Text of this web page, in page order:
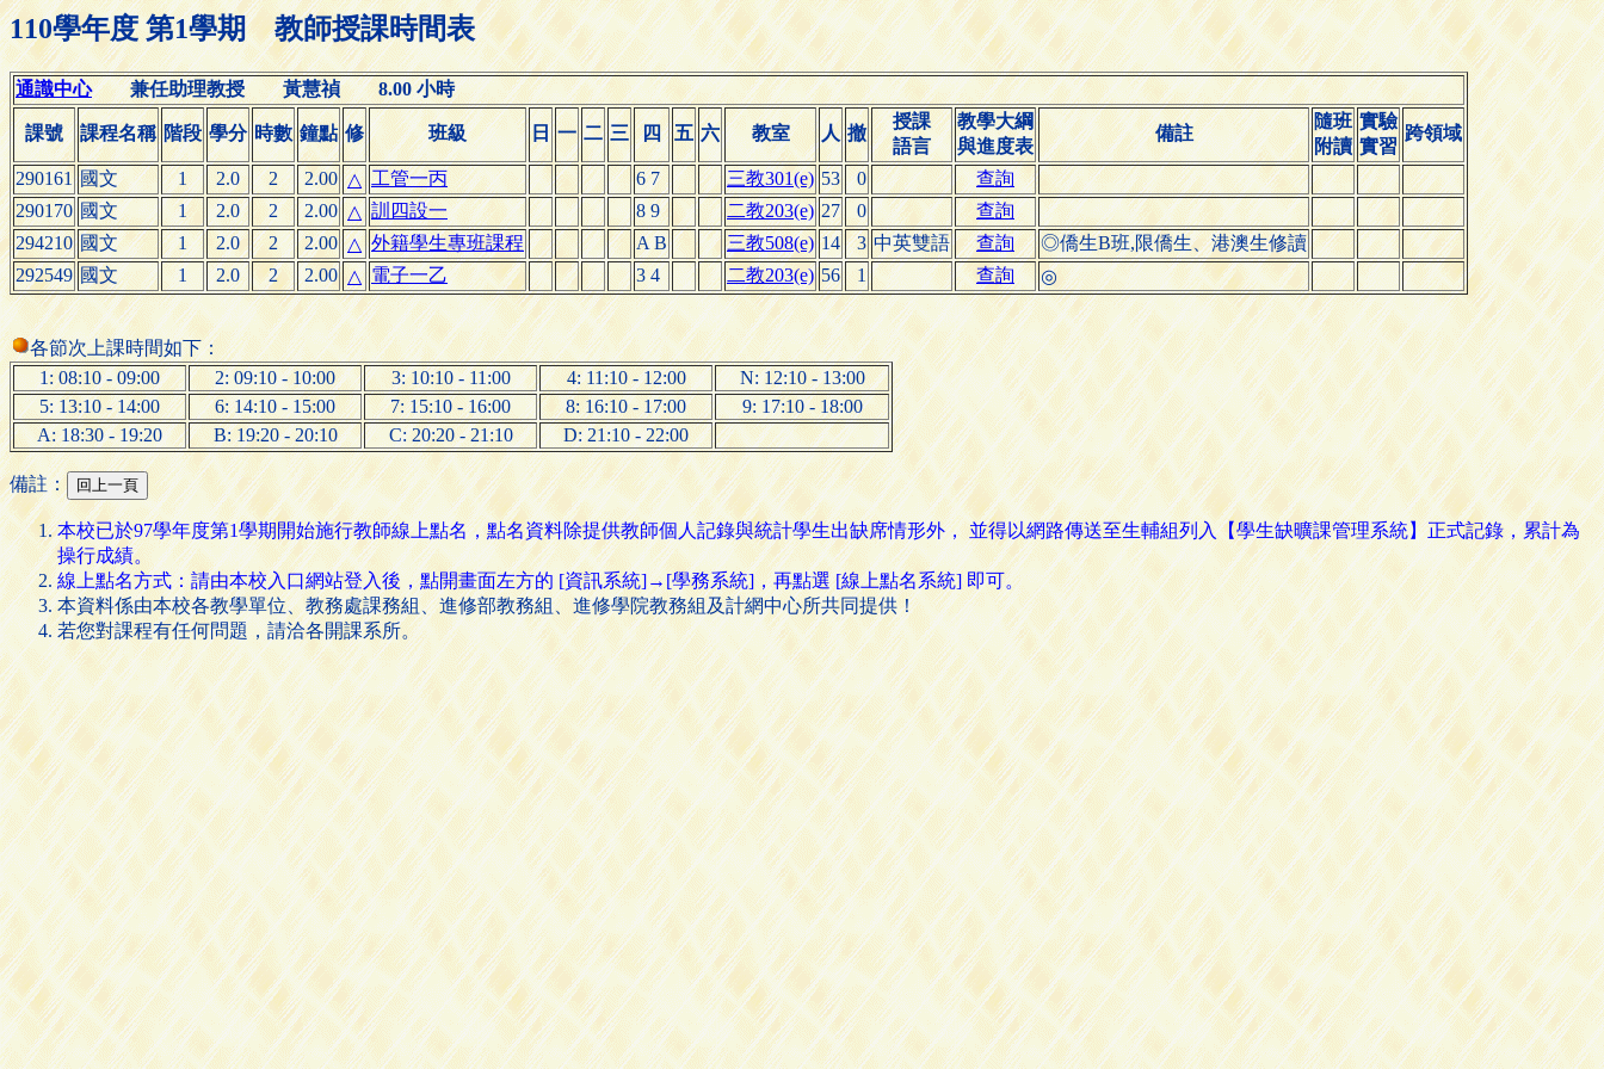
110學年度 第1學期 教師授課時間表
通識中心兼任助理教授 黃慧禎 8.00 小時
課號 課程名稱 階段 學分 時數 鐘點 修 班級 日 一 二 三 四 五 六 教室 人 撤
授課
語言
教學大綱
與進度表
備註
隨班
附讀
實驗
實習
跨領域
290161 國文 1 2.0 2 2.00 △ 工管一丙 6 7 三教301(e) 53 0
查詢
290170 國文 1 2.0 2 2.00 △ 訓四設一 8 9 二教203(e) 27 0
查詢
294210 國文 1 2.0 2 2.00 △ 外籍學生專班課程 A B 三教508(e) 14 3 中英雙語 查詢
◎僑生B班,限僑生、港澳生修讀
292549 國文 1 2.0 2 2.00 △ 電子一乙 3 4 二教203(e) 56 1 查詢 ◎
各節次上課時間如下：
1: 08:10 - 09:00
2: 09:10 - 10:00 3: 10:10 - 11:00 4: 11:10 - 12:00
N: 12:10 - 13:00
5: 13:10 - 14:00
6: 14:10 - 15:00 7: 15:10 - 16:00 8: 16:10 - 17:00
9: 17:10 - 18:00
A: 18:30 - 19:20
B: 19:20 - 20:10 C: 20:20 - 21:10 D: 21:10 - 22:00
備註：
本校已於97學年度第1學期開始施行教師線上點名，點名資料除提供教師個人記錄與統計學生出缺席情形外， 並得以網路傳送至生輔組列入【學生缺曠課管理系統】正式記錄，累計為
操行成績。
線上點名方式：請由本校入口網站登入後，點開畫面左方的 [資訊系統]→[學務系統]，再點選 [線上點名系統] 即可。
本資料係由本校各教學單位、教務處課務組、進修部教務組、進修學院教務組及計網中心所共同提供！
若您對課程有任何問題，請洽各開課系所。